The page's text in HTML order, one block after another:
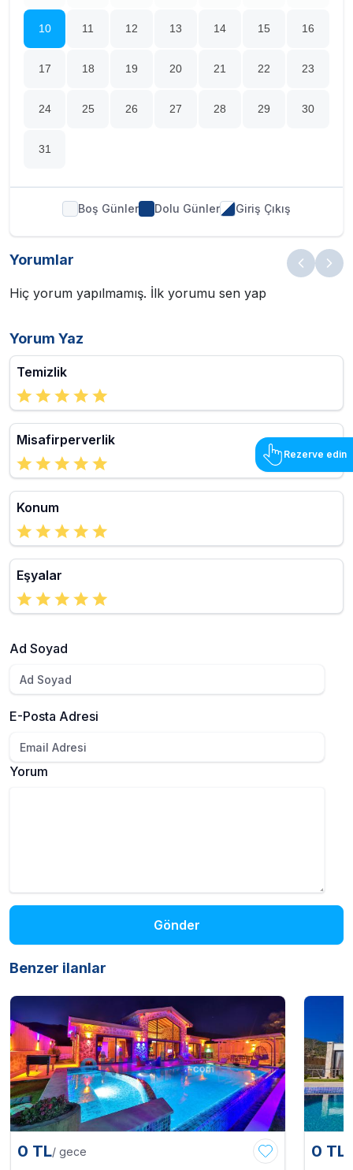
10 11 12 13 14 15 16
17 18 19 20 21 22 23
24 25 26 27 28 29 30
31
Boş Günler Dolu Günler Giriş Çıkış
Yorumlar
Hiç yorum yapılmamış. İlk yorumu sen yap
Yorum Yaz
Temizlik
Misafirperverlik
Konum
Eşyalar
Ad Soyad
E-Posta Adresi
Yorum
Gönder
Benzer ilanlar
0 TL/ gece 0 TL
Rezerve edin